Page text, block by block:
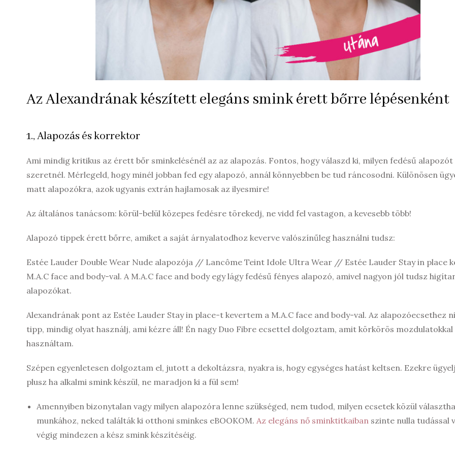
Az Alexandrának készített elegáns smink érett bőrre lépésenként
1., Alapozás és korrektor
Ami mindig kritikus az érett bőr sminkelésénél az az alapozás. Fontos, hogy válaszd ki, milyen fedésű alapozót
szeretnél. Mérlegeld, hogy minél jobban fed egy alapozó, annál könnyebben be tud ráncosodni. Különösen
matt alapozókra, azok ugyanis extrán hajlamosak az ilyesmire!
Az általános tanácsom: körül-belül közepes fedésre törekedj, ne vidd fel vastagon, a kevesebb több!
Alapozó tippek érett bőrre, amiket a saját árnyalatodhoz keverve valószínűleg használni tudsz:
Estée Lauder Double Wear Nude alapozója // Lancôme Teint Idole Ultra Wear // Estée Lauder Stay in place
M.A.C face and body-val. A M.A.C face and body egy lágy fedésű fényes alapozó, amivel nagyon jól tudsz
alapozókat.
Alexandrának pont az Estée Lauder Stay in place-t kevertem a M.A.C face and body-val. Az alapozóecsethez
tipp, mindig olyat használj, ami kézre áll! Én nagy Duo Fibre ecsettel dolgoztam, amit körkörös mozdulatokkal
használtam.
Szépen egyenletesen dolgoztam el, jutott a dekoltázsra, nyakra is, hogy egységes hatást keltsen. Ezekre
plusz ha alkalmi smink készül, ne maradjon ki a fül sem!
Amennyiben bizonytalan vagy milyen alapozóra lenne szükséged, nem tudod, milyen ecsetek közül
munkához, neked találták ki otthoni sminkes eBOOKOM. Az elegáns nő sminktitkaiban szinte nulla tudással
végig mindezen a kész smink készítéséig.